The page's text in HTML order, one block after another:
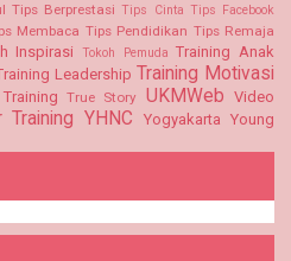
Tips Berprestasi Tips Cinta Tips Facebook
Membaca Tips Pendidikan Tips Remaja
Inspirasi Tokoh Pemuda Training Anak
Leadership Training Motivasi
True Story UKMWeb Video
Training YHNC Yogyakarta
Young